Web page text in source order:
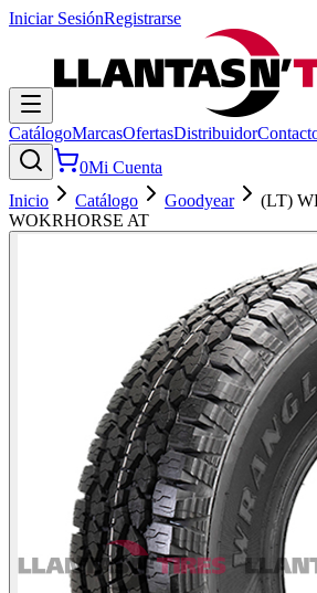
Iniciar SesiónRegistrarse
CatálogoMarcasOfertasDistribuidor
0Mi Cuenta
Inicio
Catálogo Goodyear
(LT)
WOKRHORSE AT